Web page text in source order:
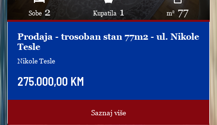
Sobe 2 Kupatila 1 m2 77
Prodaja - trosoban stan 77m2 - ul. Nikole
Tesle
Nikole Tesle
275.000,00 KM
Saznaj više